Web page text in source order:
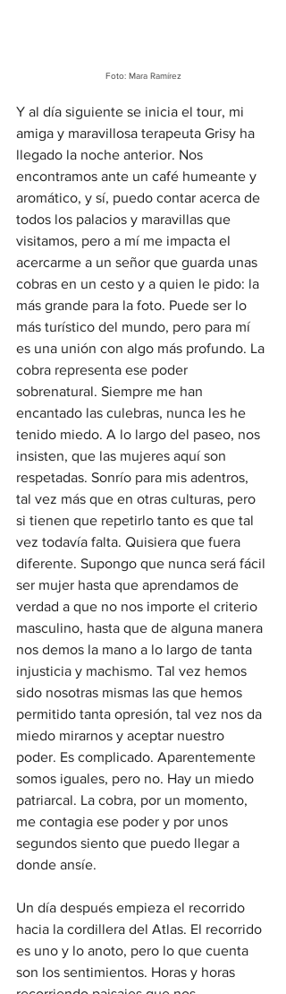
Foto: Mara Ramírez
Y al día siguiente se inicia el tour, mi
amiga y maravillosa terapeuta Grisy ha
llegado la noche anterior. Nos
encontramos ante un café humeante y
aromático, y sí, puedo contar acerca de
todos los palacios y maravillas que
visitamos, pero a mí me impacta el
acercarme a un señor que guarda unas
cobras en un cesto y a quien le pido: la
más grande para la foto. Puede ser lo
más turístico del mundo, pero para mí
es una unión con algo más profundo. La
cobra representa ese poder
sobrenatural. Siempre me han
encantado las culebras, nunca les he
tenido miedo. A lo largo del paseo, nos
insisten, que las mujeres aquí son
respetadas. Sonrío para mis adentros,
tal vez más que en otras culturas, pero
si tienen que repetirlo tanto es que tal
vez todavía falta. Quisiera que fuera
diferente. Supongo que nunca será fácil
ser mujer hasta que aprendamos de
verdad a que no nos importe el criterio
masculino, hasta que de alguna manera
nos demos la mano a lo largo de tanta
injusticia y machismo. Tal vez hemos
sido nosotras mismas las que hemos
permitido tanta opresión, tal vez nos da
miedo mirarnos y aceptar nuestro
poder. Es complicado. Aparentemente
somos iguales, pero no. Hay un miedo
patriarcal. La cobra, por un momento,
me contagia ese poder y por unos
segundos siento que puedo llegar a
donde ansíe.
Un día después empieza el recorrido
hacia la cordillera del Atlas. El recorrido
es uno y lo anoto, pero lo que cuenta
son los sentimientos. Horas y horas